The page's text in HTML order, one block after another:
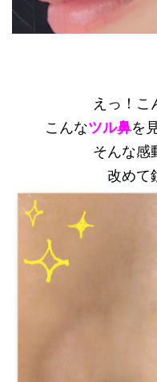
えっ！こ
こんなツル鼻を
そんな感
改めて